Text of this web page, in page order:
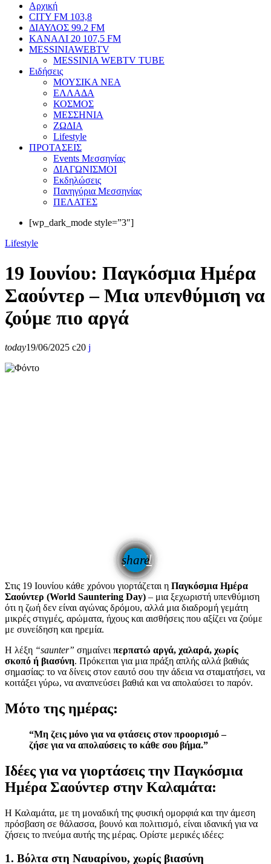
Αρχική
CITY FM 103,8
ΔΙΑΥΛΟΣ 99.2 FM
ΚΑΝΑΛΙ 20 107,5 FM
MESSINIAWEBTV
MESSINIA WEBTV TUBE
Eιδήσεις
ΜΟΥΣΙΚΑ ΝΕΑ
ΕΛΛΑΔΑ
ΚΟΣΜΟΣ
ΜΕΣΣΗΝΙΑ
ΖΩΔΙΑ
Lifestyle
ΠΡΟΤΑΣΕΙΣ
Events Μεσσηνίας
ΔΙΑΓΩΝΙΣΜΟΙ
Εκδηλώσεις
Πανηγύρια Μεσσηνίας
ΠΕΛΑΤΕΣ
[wp_dark_mode style=”3″]
Lifestyle
19 Ιουνίου: Παγκόσμια Ημέρα
Σαούντερ – Μια υπενθύμιση να
ζούμε πιο αργά
today19/06/2025 20
share
email
Στις 19 Ιουνίου κάθε χρόνου γιορτάζεται η Παγκόσμια Ημέρα
Σαούντερ (World Sauntering Day) – μια ξεχωριστή υπενθύμιση
ότι η ζωή δεν είναι αγώνας δρόμου, αλλά μια διαδρομή γεμάτη
μικρές στιγμές, αρώματα, ήχους και αισθήσεις που αξίζει να ζούμε
με συνείδηση και ηρεμία.
Η λέξη “saunter” σημαίνει περπατώ αργά, χαλαρά, χωρίς
σκοπό ή βιασύνη. Πρόκειται για μια πράξη απλής αλλά βαθιάς
σημασίας: το να δίνεις στον εαυτό σου την άδεια να σταματήσει, να
κοιτάξει γύρω, να αναπνεύσει βαθιά και να απολαύσει το παρόν.
Μότο της ημέρας:
“Μη ζεις μόνο για να φτάσεις στον προορισμό –
ζήσε για να απολαύσεις το κάθε σου βήμα.”
Ιδέες για να γιορτάσεις την Παγκόσμια
Ημέρα Σαούντερ στην Καλαμάτα:
Η Καλαμάτα, με τη μοναδική της φυσική ομορφιά και την άμεση
πρόσβαση σε θάλασσα, βουνό και πολιτισμό, είναι ιδανική για να
ζήσεις το πνεύμα αυτής της μέρας. Ορίστε μερικές ιδέες:
1. Βόλτα στη Ναυαρίνου, χωρίς βιασύνη